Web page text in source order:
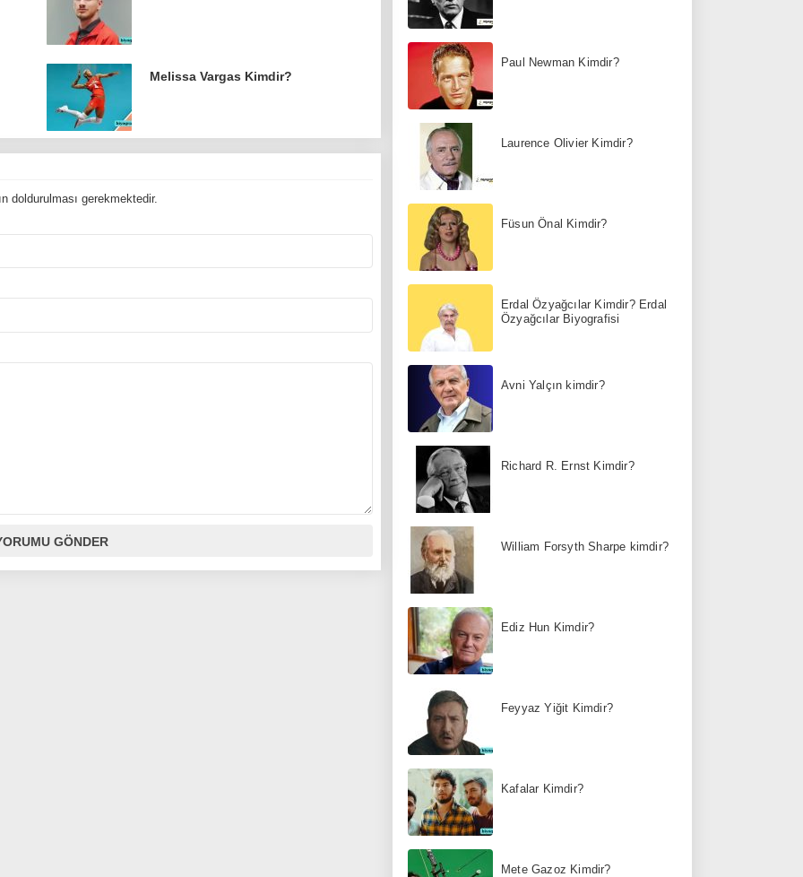
Melissa Vargas Kimdir?
doldurulması gerekmektedir.
Paul Newman Kimdir?
Laurence Olivier Kimdir?
Füsun Önal Kimdir?
Erdal Özyağcılar Kimdir? Erdal
Özyağcılar Biyografisi
Avni Yalçın kimdir?
Richard R. Ernst Kimdir?
William Forsyth Sharpe kimdir?
Ediz Hun Kimdir?
Feyyaz Yiğit Kimdir?
Kafalar Kimdir?
Mete Gazoz Kimdir?